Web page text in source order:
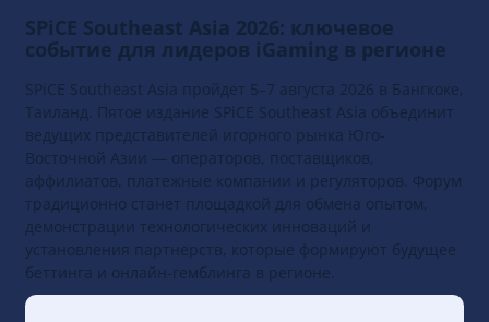
SPiCE Southeast Asia 2026: ключевое
событие для лидеров iGaming в регионе
SPiCE Southeast Asia пройдет 5–7 августа 2026 в Бангкоке,
Таиланд. Пятое издание SPiCE Southeast Asia объединит
ведущих представителей игорного рынка Юго-
Восточной Азии — операторов, поставщиков,
аффилиатов, платежные компании и регуляторов. Форум
традиционно станет площадкой для обмена опытом,
демонстрации технологических инноваций и
установления партнерств, которые формируют будущее
беттинга и онлайн-гемблинга в регионе.